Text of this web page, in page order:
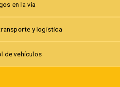
en la vía
y logística
de vehículos